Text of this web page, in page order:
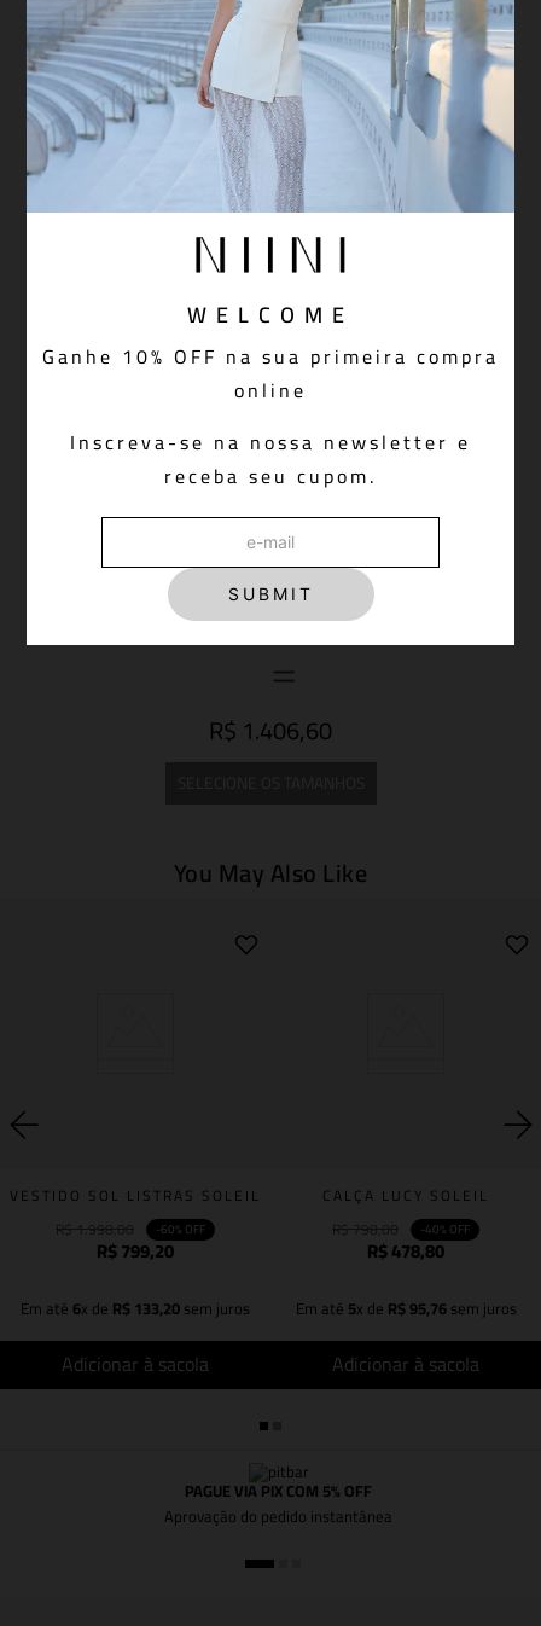
WELCOME
Ganhe 10% OFF na sua primeira compra
online
Inscreva-se na nossa newsletter e
receba seu cupom.
SUBMIT
Short Sol Listras Soleil
R$ 1.198,00
R$ 1.406,60
You May Also Like
VESTIDO SOL LISTRAS SOLEIL
-60% OFF
R$799,20
Em até 6x de R$133,20sem juros
Adicionar à sacola
CALÇA LUCY SOLEIL
-40% OFF
R$478,80
Em até 5x de R$95,76sem juros
Adicionar à sacola
PAGUE VIA PIX COM 5% OFF
Aprovação do pedido instantânea